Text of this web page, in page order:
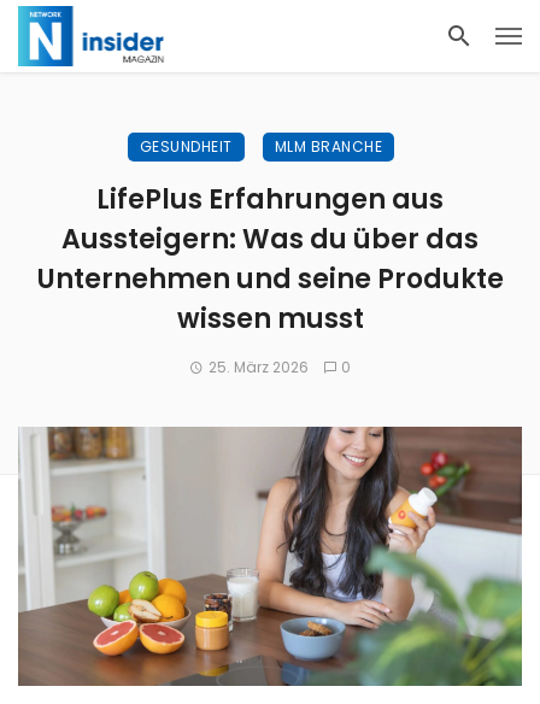
GESUNDHEIT MLM BRANCHE
LifePlus Erfahrungen aus
Aussteigern: Was du über das
Unternehmen und seine Produkte
wissen musst
25. März 2026 0